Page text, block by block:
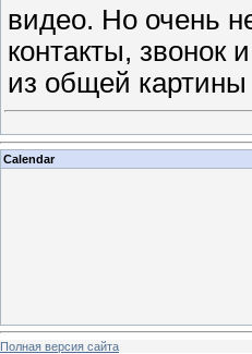
видео. Но очень
контакты, звонок
из общей
Calendar
Полная версия сайта